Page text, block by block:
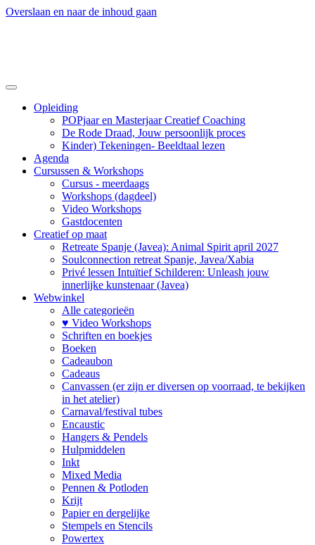
Overslaan en naar de inhoud gaan
Opleiding
POPjaar en Masterjaar Creatief Coaching
De Rode Draad, Jouw persoonlijk proces
Kinder) Tekeningen- Beeldtaal lezen
Agenda
Cursussen & Workshops
Cursus - meerdaags
Workshops (dagdeel)
Video Workshops
Gastdocenten
Creatief op maat
Retreate Spanje (Javea): Animal Spirit april 2027
Soulconnection retreat Spanje, Javea/Xabia
Privé lessen Intuïtief Schilderen: Unleash jouw
innerlijke kunstenaar (Javea)
Webwinkel
Alle categorieën
♥ Video Workshops
Schriften en boekjes
Boeken
Cadeaubon
Cadeaus
Canvassen (er zijn er diversen op voorraad, te bekijken
in het atelier)
Carnaval/festival tubes
Encaustic
Hangers & Pendels
Hulpmiddelen
Inkt
Mixed Media
Pennen & Potloden
Krijt
Papier en dergelijke
Stempels en Stencils
Powertex